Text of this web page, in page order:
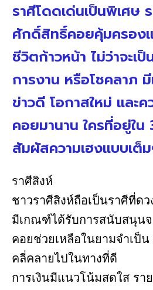
ราศีโดดเด่นเป็นพิเศษ
ศักดิ์สิทธิ์คอยคุ้มครองแ
ชีวิตก้าวหน้า ไม่ว่าจะเป็
การงาน หรือโชคลาภ
ข่าวดี โอกาสใหม่ และค
คอยมานาน ใครที่อยู่ใน
สัมผัสความเฮงแบบเต็
ราศีสิงห์
ชาวราศีสิงห์ถือเป็นราศีที่ดว
มีเกณฑ์ได้รับการสนับสนุน
คอยช่วยเหลือในยามจำเป็
คลี่คลายไปในทางที่ดี
การเงินมีแนวโน้มสดใส รา